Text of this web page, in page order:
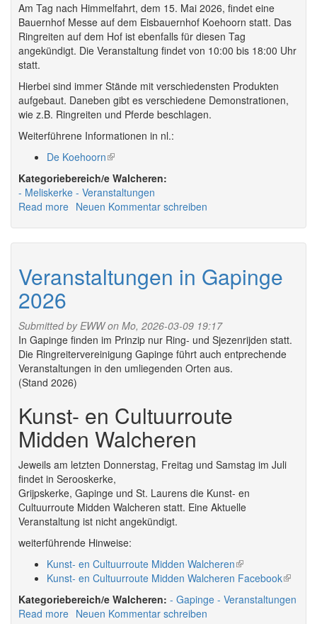
Am Tag nach Himmelfahrt, dem 15. Mai 2026, findet eine
Bauernhof Messe auf dem Eisbauernhof Koehoorn statt. Das
Ringreiten auf dem Hof ist ebenfalls für diesen Tag
angekündigt. Die Veranstaltung findet von 10:00 bis 18:00 Uhr
statt.
Hierbei sind immer Stände mit verschiedensten Produkten
aufgebaut. Daneben gibt es verschiedene Demonstrationen,
wie z.B. Ringreiten und Pferde beschlagen.
Weiterführene Informationen in nl.:
De Koehoorn(link
is
external)
Walcheren:
Meliskerke
Veranstaltungen
Read more about
Neuen Kommentar schreiben
Veranstaltungen in Gapinge
2026
Submitted byEWWon Mo, 2026-03-09 19:17
In Gapinge finden im Prinzip nur Ring- und Sjezenrijden statt.
Die Ringreitervereinigung Gapinge führt auch entprechende
Veranstaltungen in den umliegenden Orten aus.
(Stand 2026)
Kunst- en Cultuurroute
Midden Walcheren
Jeweils am letzten Donnerstag, Freitag und Samstag im Juli
findet in Serooskerke,
Grijpskerke, Gapinge und St. Laurens die Kunst- en
Cultuurroute Midden Walcheren statt. Eine Aktuelle
Veranstaltung ist nicht angekündigt.
weiterführende Hinweise:
Kunst- en Cultuurroute Midden Walcheren(link
is
external)
Kunst- en Cultuurroute Midden Walcheren Facebook(link
Walcheren: Gapinge
Veranstaltungen
Read more about
Neuen Kommentar schreiben